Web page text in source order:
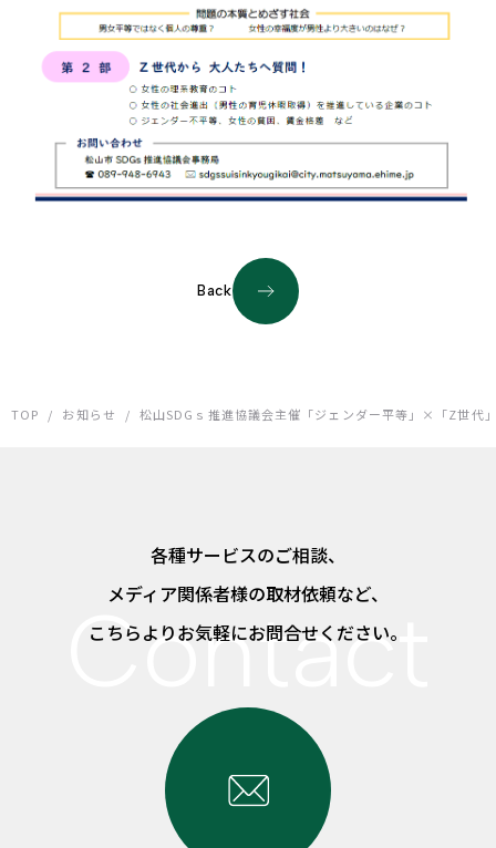
Back
TOP / お知らせ / 松山SDGｓ推進協議会主催「ジェンダー平等」×「Z世代
各種サービスのご相談、
メディア関係者様の取材依頼など、
こちらよりお気軽にお問合せください。